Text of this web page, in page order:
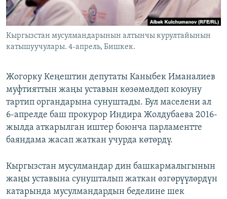
ЭЕ/АРнун бардык сайттары
Кыргызстан мусулмандарынын алтынчы курултайынын
катышуучулары. 4-апрель, Бишкек.
Жогорку Кеңештин депутаты Каныбек Иманалиев
муфтияттын жаңы уставын көзөмөлдөп коюуну
тартип органдарына сунуштады. Бул маселени ал
6-апрелде баш прокурор Индира Жолдубаева 2016-
жылда аткарылган иштер боюнча парламентте
баяндама жасап жаткан учурда көтөрдү.
Кыргызстан мусулмандар дин башкармалыгынын
жаңы уставына сунушталып жаткан өзгөрүүлөрдүн
катарында мусулмандардын беделине шек